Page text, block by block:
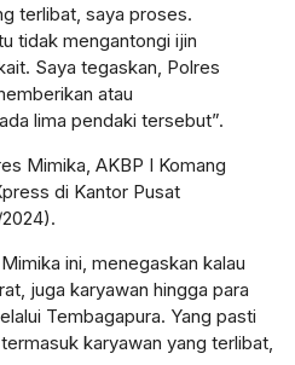
terlibat, saya proses.
tidak mengantongi ijin
Saya tegaskan, Polres
atau
lima pendaki tersebut”.
Mimika, AKBP I Komang
di Kantor Pusat
ini, menegaskan kalau
juga karyawan hingga para
Tembagapura. Yang pasti
karyawan yang terlibat,